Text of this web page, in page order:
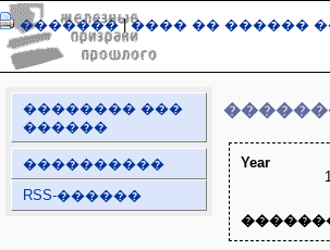
�������|���� �� ������
�������� ���
������
����������
RSS-������
Year